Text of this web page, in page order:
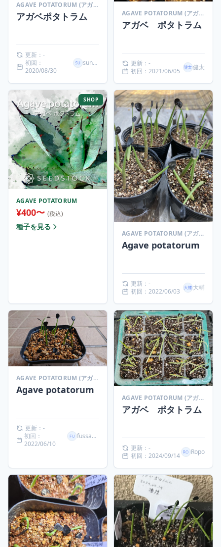
AGAVE POTATORUM (アガベ ポタトラム)
アガベポタトラム
更新：-
初回：
2020/08/30
suneo
AGAVE POTATORUM (アガベ ポタトラム)
アガベ ポタトラム
更新：-
初回：2021/06/05
健太
SHOP
AGAVE POTATORUM
¥400〜 (税込)
種子を見る
AGAVE POTATORUM (アガベ ポタトラム)
Agave potatorum
更新：-
初回：2022/06/03
大輔
AGAVE POTATORUM (アガベ ポタトラム)
Agave potatorum
更新：-
初回：
2022/06/10
fussayam
AGAVE POTATORUM (アガベ ポタトラム)
アガベ ポタトラム
更新：-
初回：2024/09/14
Ropo